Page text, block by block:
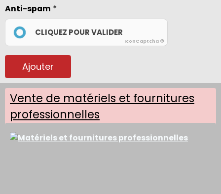
Anti-spam
CLIQUEZ POUR VALIDER
IconCaptcha ©
Ajouter
Vente de matériels et fournitures
professionnelles